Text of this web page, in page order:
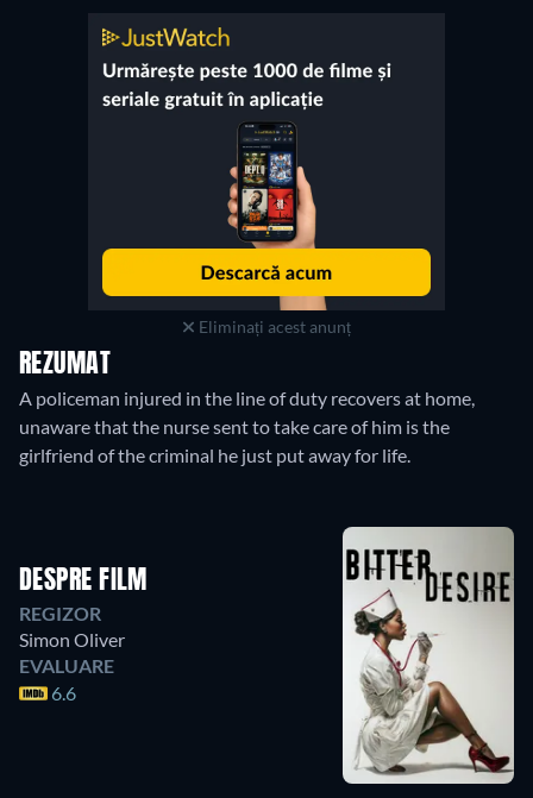
Eliminați acest anunț
REZUMAT
A policeman injured in the line of duty recovers at home,
unaware that the nurse sent to take care of him is the
girlfriend of the criminal he just put away for life.
DESPRE FILM
REGIZOR
Simon Oliver
EVALUARE
6.6